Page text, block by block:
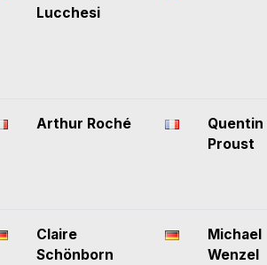
Lucchesi
Arthur Roché
Quentin
Proust
Claire
Schönborn
Michael
Wenzel